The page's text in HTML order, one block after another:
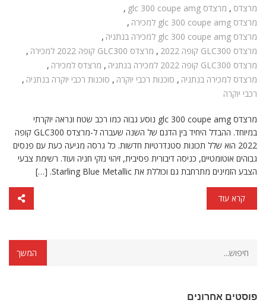
מרצדס , מרצדס glc 300 coupe amg
,
מרצדס glc 300 coupe amg למכירה
,
מרצדס glc 300 coupe amg למכירה בנתניה
,
מרצדס GLC300 קופה 2022
, מרצדס GLC300 קופה 2022 למכירה
,
מרצדס GLC300 קופה 2022 למכירה בנתניה
, מרצדס למכירה ,
מרצדס למכירה בנתניה , סוכנות רכבי יוקרה , סוכנות רכבי יוקרה בנתניה ,
רכבי יוקרה
מרצדס glc 300 coupe amg נוסע גבוה כמו רכב שטח ונראה יוקרתי
במיוחד. ההבדל היחיד בין הדגם של השנה שעברה ל-מרצדס GLC300 קופה
2022 הוא שלל תכונות סטנדרטיות חדשות. כל גרסה מגיעה כעת עם פנסים
גבוהים אוטומטיים, כניסה דיבורית פסיבית, זיהוי נזקי חניה ועוד. רשימת צבעי
הצבע הזמינים מתרחבת גם וכוללת את Starling Blue Metallic. […]
קרא עוד
פוסטים אחרונים